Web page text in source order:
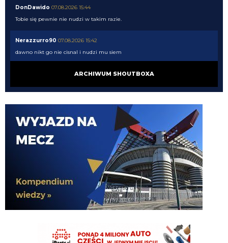
DonDawido 07.08.2026 15:44
Tobie się pewnie nie nudzi w takim razie.
Nerazzurro90 07.08.2026 15:42
dawno nikt go nie cisnal i nudzi mu siem
07.08.2026 15:40
Nerazzurro90 07.08.2026 15:39
juz dawno bym byl u was gdyby nie domin, on boi sie mnie w redakcji
DonDawido 07.08.2026 15:38
Ty mi nie stawiaj warunków tylko odpowiedz.
07.08.2026 15:36
jesli bede na grupce na messengerze stary
07.08.2026 15:35
Nerazzurro90 07.08.2026 15:28
ARCHIWUM SHOUTBOXA